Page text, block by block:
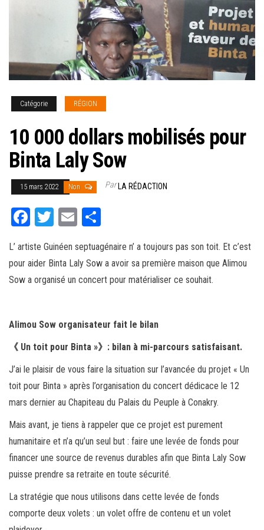
Catégorie RÉGION
10 000 dollars mobilisés pour
Binta Laly Sow
15 mars 2022 Non ParLA RÉDACTION
Fa
bo
ok
T
tt
er
E
ail ag
er
L’ artiste Guinéen septuagénaire n’ a toujours pas son toit. Et c’est
pour aider Binta Laly Sow a avoir sa première maison que Alimou
Sow a organisé un concert pour matérialiser ce souhait.
Alimou Sow organisateur fait le bilan
《 Un toit pour Binta »》: bilan à mi-parcours satisfaisant.
J’ai le plaisir de vous faire la situation sur l’avancée du projet « Un
toit pour Binta » après l’organisation du concert dédicace le 12
mars dernier au Chapiteau du Palais du Peuple à Conakry.
Mais avant, je tiens à rappeler que ce projet est purement
humanitaire et n’a qu’un seul but : faire une levée de fonds pour
financer une source de revenus durables afin que Binta Laly Sow
puisse prendre sa retraite en toute sécurité.
La stratégie que nous utilisons dans cette levée de fonds
comporte deux volets : un volet offre de contenu et un volet